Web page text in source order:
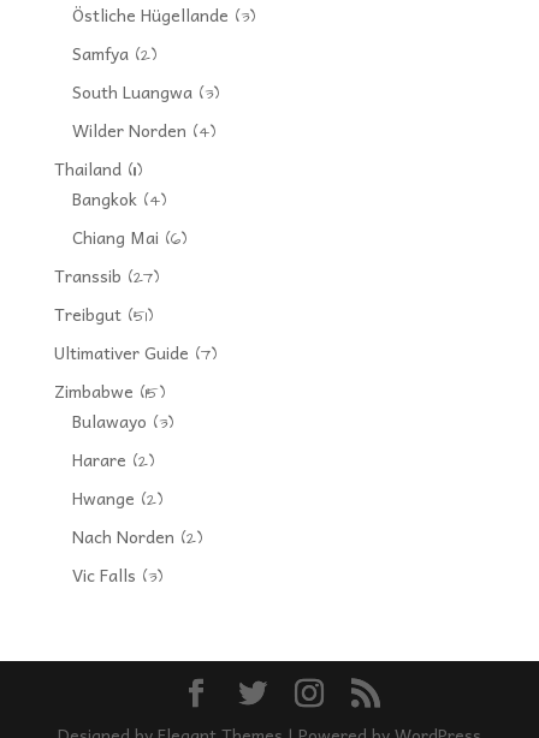
Östliche Hügellande (3)
Samfya(2)
South Luangwa(3)
Wilder Norden (4)
Thailand(11)
Bangkok(4)
Chiang Mai (6)
Transsib (27)
Treibgut(51)
Ultimativer Guide (7)
Zimbabwe (15)
Bulawayo (3)
Harare (2)
Hwange (2)
Nach Norden (2)
Vic Falls (3)